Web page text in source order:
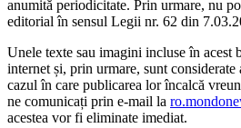
anumită periodicitate. Prin urmare, nu
editorial în sensul Legii nr. 62 din
Unele texte sau imagini incluse în acest
internet și, prin urmare, sunt
cazul în care publicarea lor încalcă
ne comunicați prin e-mail la
acestea vor fi eliminate imediat.